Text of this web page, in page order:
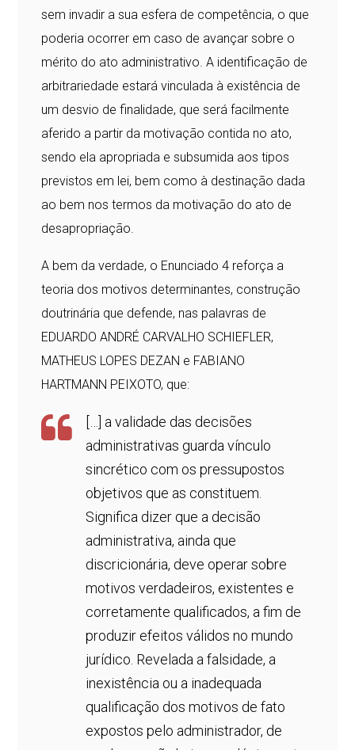
sem invadir a sua esfera de competência, o que
poderia ocorrer em caso de avançar sobre o
mérito do ato administrativo. A identificação de
arbitrariedade estará vinculada à existência de
um desvio de finalidade, que será facilmente
aferido a partir da motivação contida no ato,
sendo ela apropriada e subsumida aos tipos
previstos em lei, bem como à destinação dada
ao bem nos termos da motivação do ato de
desapropriação.
A bem da verdade, o Enunciado 4 reforça a
teoria dos motivos determinantes, construção
doutrinária que defende, nas palavras de
EDUARDO ANDRÉ CARVALHO SCHIEFLER,
MATHEUS LOPES DEZAN e FABIANO
HARTMANN PEIXOTO, que:
[…] a validade das decisões
administrativas guarda vínculo
sincrético com os pressupostos
objetivos que as constituem.
Significa dizer que a decisão
administrativa, ainda que
discricionária, deve operar sobre
motivos verdadeiros, existentes e
corretamente qualificados, a fim de
produzir efeitos válidos no mundo
jurídico. Revelada a falsidade, a
inexistência ou a inadequada
qualificação dos motivos de fato
expostos pelo administrador, de